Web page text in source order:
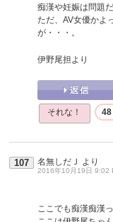
痴漢や妊娠は問題
ただ、AV女優かよ
が・・・。
伊野尾担より
それな！ 48
107 名無しだＪ より
2016年10月19日 9:02
ここでも痴漢痴漢